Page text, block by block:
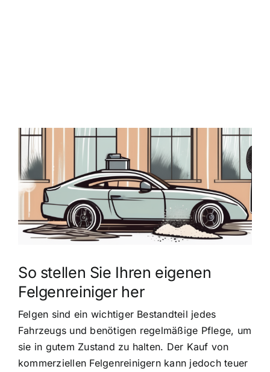
Zeige
grösseres
Bild
So stellen Sie Ihren eigenen
Felgenreiniger her
Felgen sind ein wichtiger Bestandteil jedes
Fahrzeugs und benötigen regelmäßige Pflege, um
sie in gutem Zustand zu halten. Der Kauf von
kommerziellen Felgenreinigern kann jedoch teuer